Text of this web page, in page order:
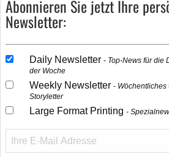
Abonnieren Sie jetzt Ihre
Newsletter:
Daily Newsletter
Top-News für die
der Woche
Weekly Newsletter
Wöchentliches
Storyletter
Large Format Printing